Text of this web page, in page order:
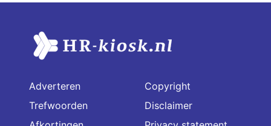
Adverteren
Trefwoorden
Copyright
Disclaimer